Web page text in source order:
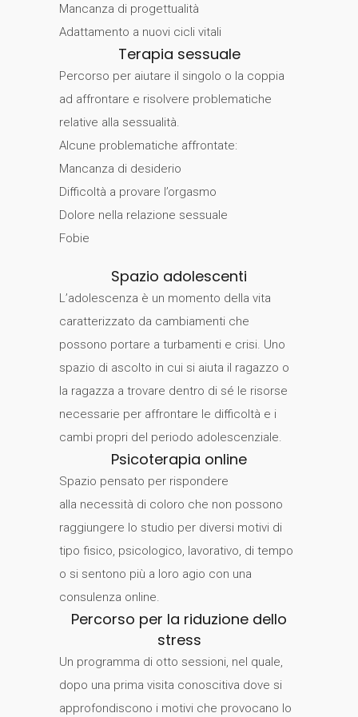
Mancanza di progettualità
Adattamento a nuovi cicli vitali
Terapia sessuale
Percorso per aiutare il singolo o la coppia
ad affrontare e risolvere problematiche
relative alla sessualità.
Alcune problematiche affrontate:
Mancanza di desiderio
Difficoltà a provare l’orgasmo
Dolore nella relazione sessuale
Fobie
Spazio adolescenti
L’adolescenza è un momento della vita
caratterizzato da cambiamenti che
possono portare a turbamenti e crisi. Uno
spazio di ascolto in cui si aiuta il ragazzo o
la ragazza a trovare dentro di sé le risorse
necessarie per affrontare le difficoltà e i
cambi propri del periodo adolescenziale.
Psicoterapia online
Spazio pensato per rispondere
alla necessità di coloro che non possono
raggiungere lo studio per diversi motivi di
tipo fisico, psicologico, lavorativo, di tempo
o si sentono più a loro agio con una
consulenza online.
Percorso per la riduzione dello
stress
Un programma di otto sessioni, nel quale,
dopo una prima visita conoscitiva dove si
approfondiscono i motivi che provocano lo